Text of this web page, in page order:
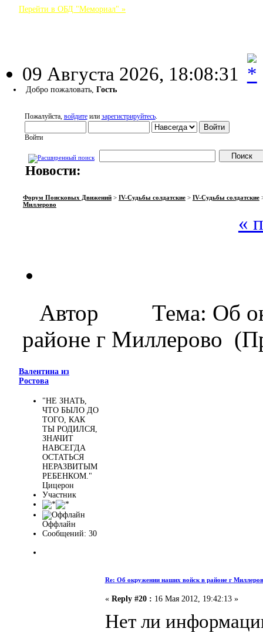
Перейти в ОБД "Мемориал" »
09 Августа 2026, 18:08:31
Добро пожаловать,Гость
Пожалуйста, войдитеили зарегистрируйтесь.
Войти
Новости:
Форум Поисковых Движений> IV-Судьбы солдатские> IV-Судьбы солдатские
Миллерово
«
Автор
Тема: Об
районе г Миллерово
Валентина из
Ростова
"НЕ ЗНАТЬ,
ЧТО БЫЛО ДО
ТОГО, КАК
ТЫ РОДИЛСЯ,
ЗНАЧИТ
НАВСЕГДА
ОСТАТЬСЯ
НЕРАЗВИТЫМ
РЕБЕНКОМ."
Цицерон
Участник
Оффлайн
Сообщений: 30
Re: Об окружении наших войск в районе г
« Reply #20 : 16 Мая 2012, 19:42:13 »
Нет ли